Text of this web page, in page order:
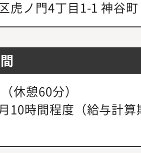
虎ノ門4丁目1-1 神谷
休憩60分）
10時間程度（給与計算